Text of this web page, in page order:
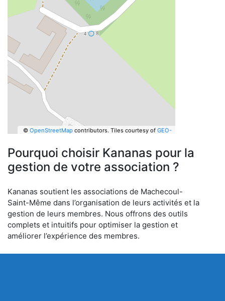
© OpenStreetMapcontributors. Tiles courtesy of GEO-
Pourquoi choisir Kananas pour la
gestion de votre association ?
Kananas soutient les associations de Machecoul-
Saint-Même dans l’organisation de leurs activités et la
gestion de leurs membres. Nous offrons des outils
complets et intuitifs pour optimiser la gestion et
améliorer l’expérience des membres.